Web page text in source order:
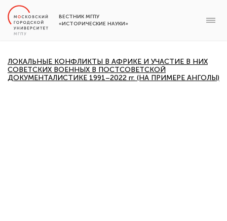
ВЕСТНИК МГПУ
«ИСТОРИЧЕСКИЕ НАУКИ»
ЛОКАЛЬНЫЕ КОНФЛИКТЫ В АФРИКЕ И УЧАСТИЕ В НИХ
СОВЕТСКИХ ВОЕННЫХ В ПОСТСОВЕТСКОЙ
ДОКУМЕНТАЛИСТИКЕ 1991–2022 гг. (НА ПРИМЕРЕ АНГОЛЫ)